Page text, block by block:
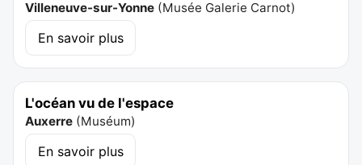
Villeneuve-sur-Yonne (Musée Galerie Carnot)
En savoir plus
L'océan vu de l'espace
Auxerre (Muséum)
En savoir plus